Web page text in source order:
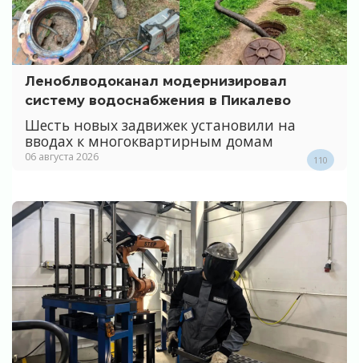
Леноблводоканал модернизировал
систему водоснабжения в Пикалево
Шесть новых задвижек установили на
вводах к многоквартирным домам
06 августа 2026 110